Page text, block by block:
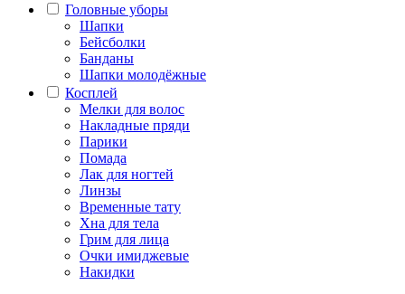
Головные уборы
Шапки
Бейсболки
Банданы
Шапки молодёжные
Косплей
Мелки для волос
Накладные пряди
Парики
Помада
Лак для ногтей
Линзы
Временные тату
Хна для тела
Грим для лица
Очки имиджевые
Накидки